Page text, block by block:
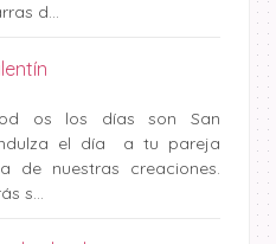
d...
os los días son San
el día a tu pareja
de nuestras creaciones.
s...